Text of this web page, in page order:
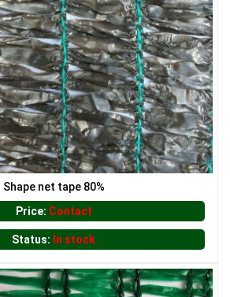
LƯỚI CHẮN NẮNG
Shape net tape 80%
Price: Contact
Status: In stock